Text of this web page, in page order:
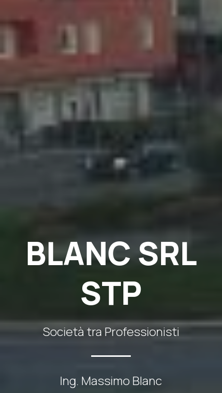
BLANC SRL
STP
Società tra Professionisti
Ing. Massimo Blanc